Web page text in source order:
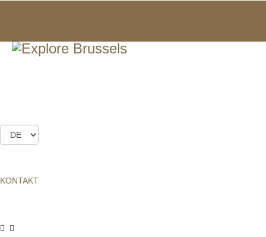
KONTAKT
Auf dem Programm der außergewöhnlichen Öffnungen der
Herrenhäuser: Die Herenhäuser Max Hallet, Solvay, Tassel und
van Eetvelde, sowie das Haus Autrique. Leider ist dieses Angebot
UNSERE PROJEKTE